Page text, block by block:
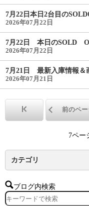
7月22日本日2台目の
2026年07月22日
7月22日 本日のSOLD
2026年07月22日
7月21日 最新入庫情報＆
2026年07月21日
前のペー
7ペー
カテゴリ
ブログ内検索